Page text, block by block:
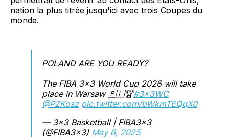
nation la plus titrée jusqu'ici avec trois Coupes du
monde.
POLAND ARE YOU READY?
The FIBA 3x3 World Cup 2026 will take
place in Warsaw 🇵🇱🏆#3x3WC
@PZKosz pic.twitter.com/bWkmTEQqX0
— 3x3 Basketball | FIBA3x3
(@FIBA3x3) May 6, 2025